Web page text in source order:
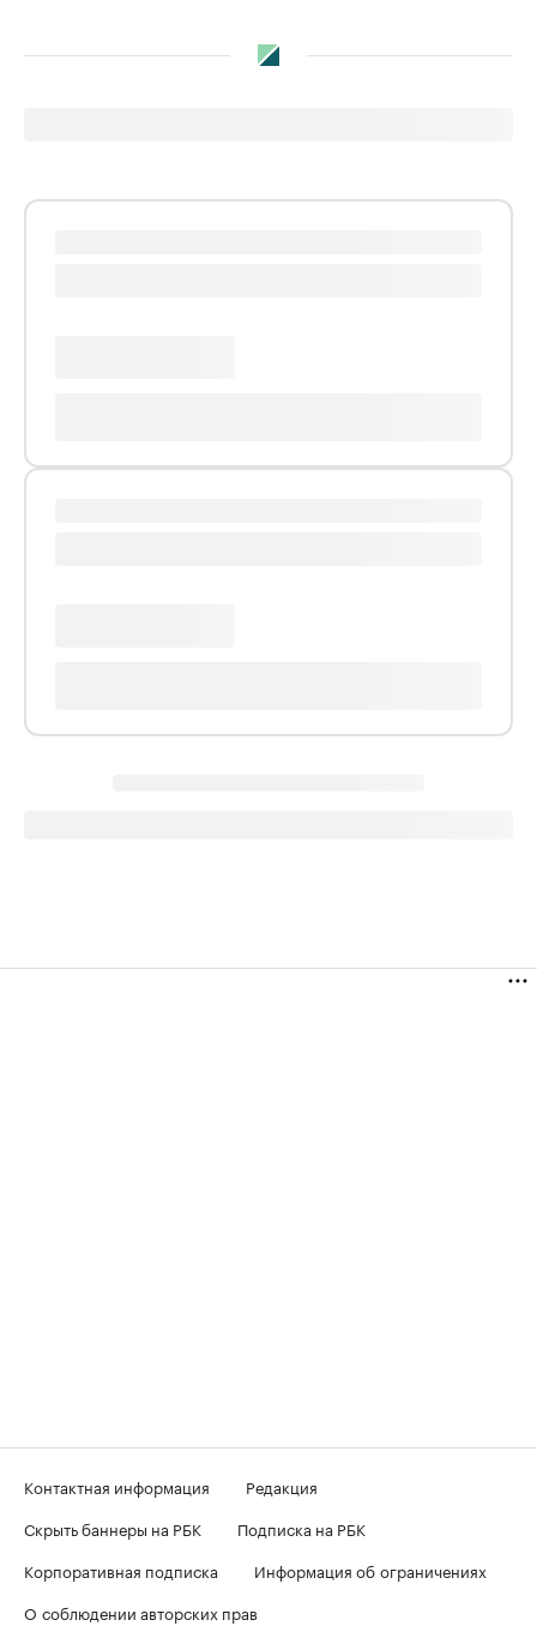
Контактная информация
Редакция
Скрыть баннеры на РБК
Подписка на РБК
Корпоративная подписка
Информация об ограничениях
О соблюдении авторских прав